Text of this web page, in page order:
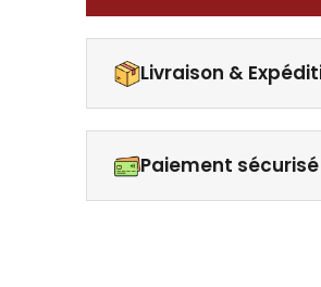
Livraison &
Paiement sécurisé